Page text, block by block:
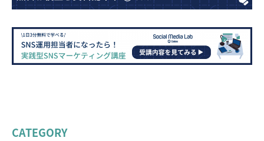
CATEGORY